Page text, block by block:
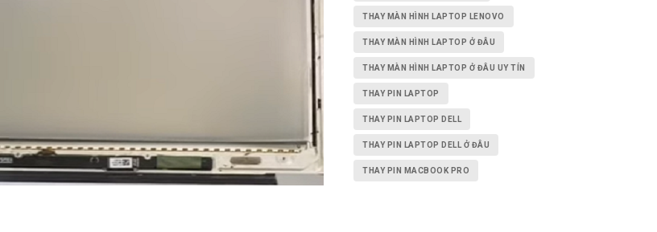
THAY MÀN HÌNH LAPTOP LENOVO
THAY MÀN HÌNH LAPTOP Ở ĐÂU
THAY MÀN HÌNH LAPTOP Ở ĐÂU UY TÍN
THAY PIN LAPTOP
THAY PIN LAPTOP DELL
THAY PIN LAPTOP DELL Ở ĐÂU
THAY PIN MACBOOK PRO